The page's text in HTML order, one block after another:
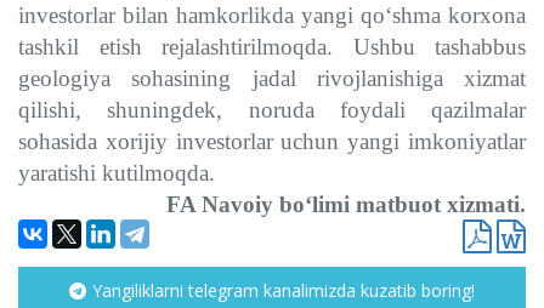
investorlar bilan hamkorlikda yangi qo‘shma korxona
tashkil etish rejalashtirilmoqda. Ushbu tashabbus
geologiya sohasining jadal rivojlanishiga xizmat
qilishi, shuningdek, noruda foydali qazilmalar
sohasida xorijiy investorlar uchun yangi imkoniyatlar
yaratishi kutilmoqda.
FA Navoiy bo‘limi matbuot xizmati.
Yangiliklarni telegram kanalimizda kuzatib boring!